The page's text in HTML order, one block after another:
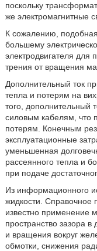
поскольку
же электромагнитные
К сожалению, подобная
большему
электродвигателя для
трения от вращения
Дополнительный ток
тепла и потерям на
того, дополнительный
силовым кабелям, что
потерям. Конечным
эксплуатационные
уменьшенная
рассеянного тепла и
при подаче
Из информационного
жидкости.
известно применение
пространство зазора
и вращения вокруг
обмотки, снижения